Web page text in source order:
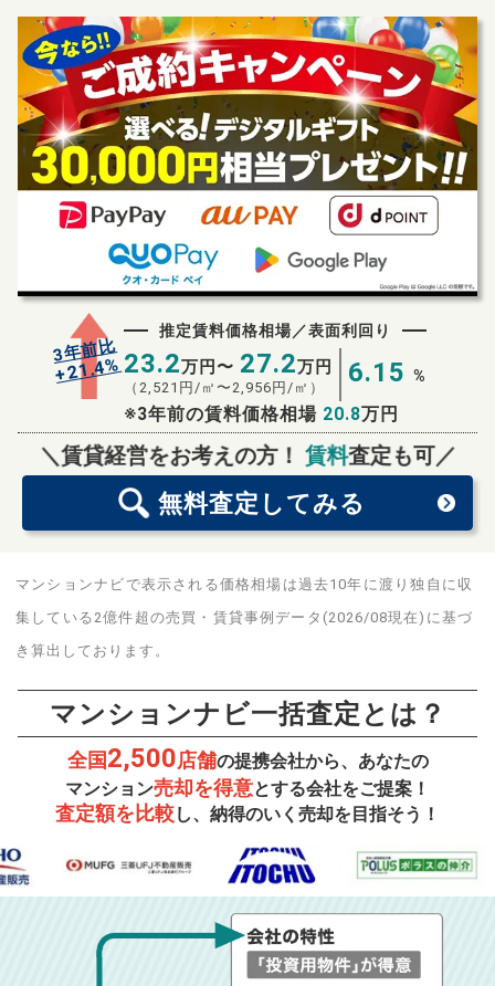
3年前比
+21.4%
推定賃料価格相場／表面利回り
23.2万円〜 27.2万円
（ 2,521 円/㎡〜2,956 円/㎡） 6.15 %
※3年前の賃料価格相場 20.8万円
＼賃貸経営をお考えの方！ 賃料査定も可／
無料査定 してみる
無料査定スタート！
マンションナビで表示される価格相場は過去10年に渡り独自に収
集している2億件超の売買・賃貸事例データ(2026/08現在)に基づ
き算出しております。
マンションナビ一括査定とは？
全国2,500店舗の提携会社から、あなたの
マンション売却を得意とする会社をご提案！
査定額を比較し、納得のいく売却を目指そう！